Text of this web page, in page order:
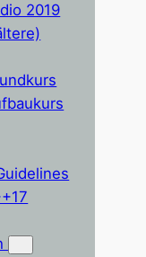
2019